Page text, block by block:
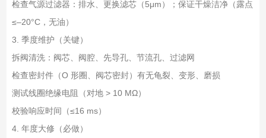
检查气源过滤器：排水、更换滤芯（5μm）；保证干燥洁净（露点
≤–20°C，无油）
3. 季度维护（关键）
拆阀清洗：阀芯、阀腔、先导孔、节流孔、过滤网
检查密封件（O 形圈、阀芯密封）有无龟裂、变形、磨损
测试线圈绝缘电阻（对地 > 10 MΩ）
校验响应时间（≤16 ms）
4. 年度大修（必做）